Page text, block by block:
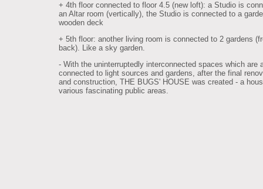
+ 4th floor connected to floor 4.5 (new loft): a Studio is
an Altar room (vertically), the Studio is connected to a
wooden deck
+ 5th floor: another living room is connected to 2 gardens
back). Like a sky garden.
- With the uninterruptedly interconnected spaces which are
connected to light sources and gardens, after the final
and construction, THE BUGS' HOUSE was created - a
various fascinating public areas.